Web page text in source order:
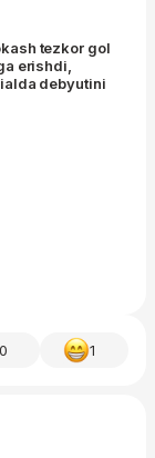
tezkor gol
erishdi,
debyutini
0 1